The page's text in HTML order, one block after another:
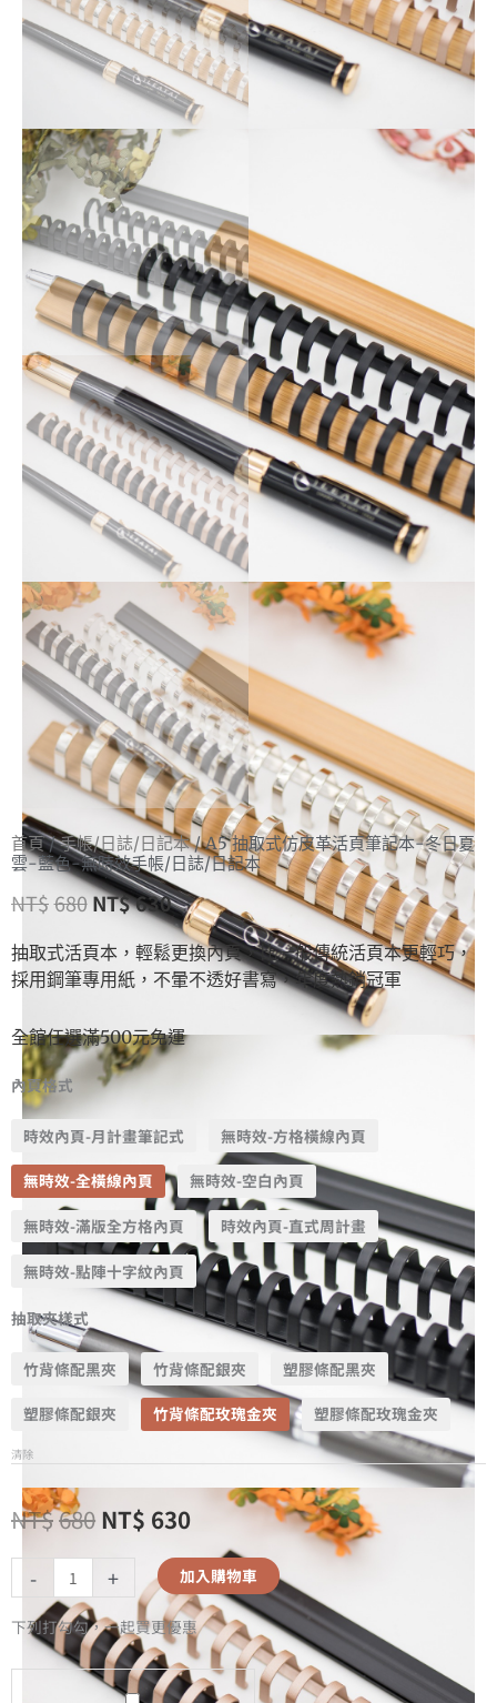
首頁/手帳/日誌/日記本/ A5 抽取式仿皮革活頁筆記本-冬日夏
雲-藍色-無時效手帳/日誌/日記本
NT$680NT$630
抽取式活頁本，輕鬆更換內頁，比一般傳統活頁本更輕巧，
採用鋼筆專用紙，不暈不透好書寫，年度熱銷冠軍
全館任選滿500元免運
內頁格式
時效內頁-月計畫筆記式 無時效-方格橫線內頁
無時效-全橫線內頁 無時效-空白內頁
無時效-滿版全方格內頁 時效內頁-直式周計畫
無時效-點陣十字紋內頁
抽取夾樣式
竹背條配黑夾 竹背條配銀夾 塑膠條配黑夾
塑膠條配銀夾 竹背條配玫瑰金夾 塑膠條配玫瑰金夾
清除
NT$680 NT$ 630
- + 加入購物車
下列打勾勾，一起買更優惠